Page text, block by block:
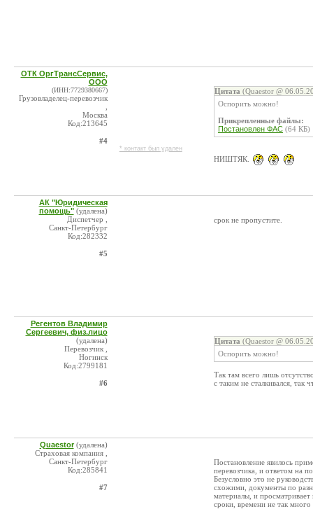
ОТК ОргТрансСервис,
ООО
(ИНН:7729380667)
Грузовладелец-перевозчик
Москва
Код:213645
#4
* контакт был удален
Цитата (Quaestor @
Оспорить можно!
Прикрепленные файлы:
Постановлен ФАС (64 КБ)
НИШТЯК.
АК "Юридическая
помощь" (удалена)
Диспетчер ,
Санкт-Петербург
Код:282332
#5
срок не пропустите.
Регентов Владимир
Сергеевич, физ.лицо
(удалена)
Перевозчик ,
Ногинск
Код:2799181
#6
Цитата (Quaestor @
Оспорить можно!
Так там всего лишь
с таким не сталкивался,
Quaestor (удалена)
Страховая компания ,
Санкт-Петербург
Код:285841
#7
Постановление явилось
перевозчика, и ответом на
Безусловно это не
схожими, документы по
материалы, и просматривает
сроки, времени не так много